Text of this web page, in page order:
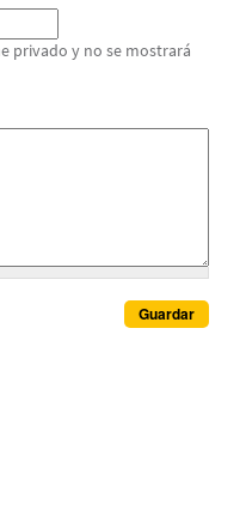
privado y no se mostrará